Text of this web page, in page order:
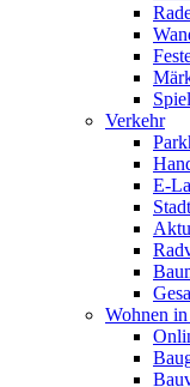
Verkehr
E-
Wohnen